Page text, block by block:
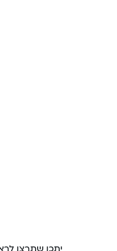
יתכן שתרצו